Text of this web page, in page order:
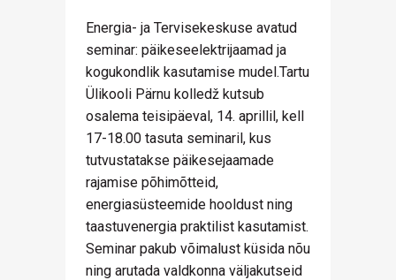
Energia- ja Tervisekeskuse avatud
seminar: päikeseelektrijaamad ja
kogukondlik kasutamise mudel.Tartu
Ülikooli Pärnu kolledž kutsub
osalema teisipäeval, 14. aprillil, kell
17-18.00 tasuta seminaril, kus
tutvustatakse päikesejaamade
rajamise põhimõtteid,
energiasüsteemide hooldust ning
taastuvenergia praktilist kasutamist.
Seminar pakub võimalust küsida nõu
ning arutada valdkonna väljakutseid